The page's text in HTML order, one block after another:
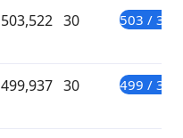
503,522 30 503 /
499,937 30 499 /